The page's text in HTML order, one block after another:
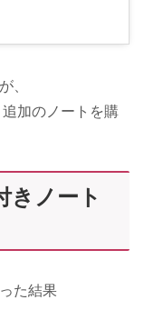
、
加のノートを購
ノート
た結果